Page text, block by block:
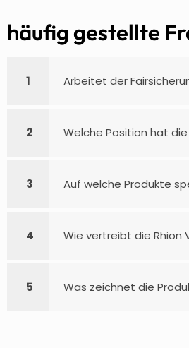
häufig gestellte
1 Arbeitet der
2 Welche Position hat
3 Auf welche Produkte
4 Wie vertreibt die Rhion
5 Was zeichnet die